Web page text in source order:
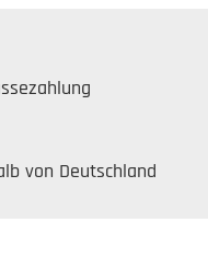
von Deutschland